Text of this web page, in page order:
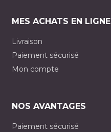
MES ACHATS EN LIGNE
Livraison
Paiement sécurisé
Mon compte
NOS AVANTAGES
Paiement sécurisé